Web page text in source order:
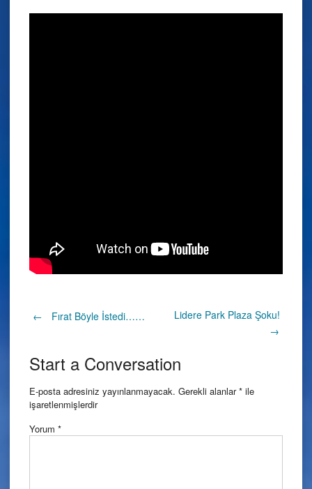
Post
navigation
← Fırat Böyle İstedi……
Lidere Park Plaza Şoku!
→
Start a Conversation
E-posta adresiniz yayınlanmayacak. Gerekli alanlar* ile
işaretlenmişlerdir
Yorum *